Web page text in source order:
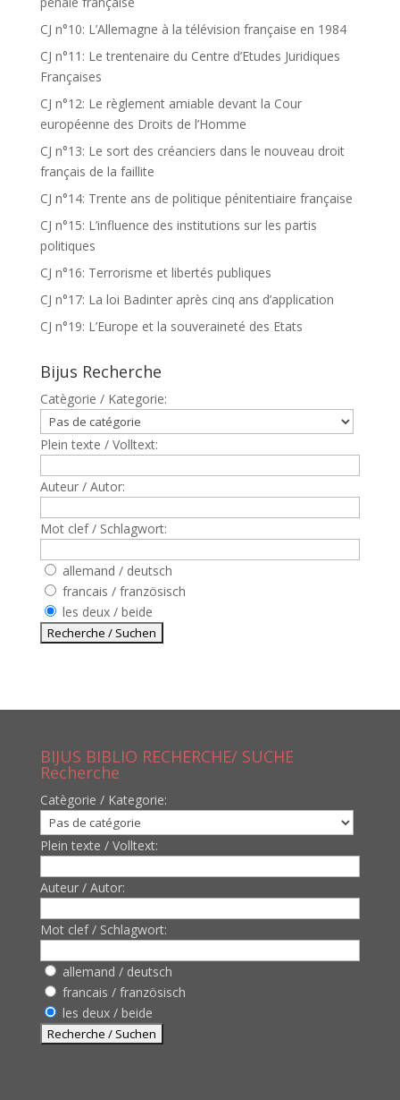
CJ n°10: L’Allemagne à la télévision française en 1984
CJ n°11: Le trentenaire du Centre d’Etudes Juridiques
Françaises
CJ n°12: Le règlement amiable devant la Cour
européenne des Droits de l’Homme
CJ n°13: Le sort des créanciers dans le nouveau droit
français de la faillite
CJ n°14: Trente ans de politique pénitentiaire française
CJ n°15: L’influence des institutions sur les partis
politiques
CJ n°16: Terrorisme et libertés publiques
CJ n°17: La loi Badinter après cinq ans d’application
CJ n°19: L’Europe et la souveraineté des Etats
Bijus Recherche
Catègorie / Kategorie:
Plein texte / Volltext:
Auteur / Autor:
Mot clef / Schlagwort:
allemand / deutsch
francais / französisch
les deux / beide
BIJUS BIBLIO RECHERCHE/ SUCHE
Recherche
Catègorie / Kategorie:
Plein texte / Volltext:
Auteur / Autor:
Mot clef / Schlagwort:
allemand / deutsch
francais / französisch
les deux / beide